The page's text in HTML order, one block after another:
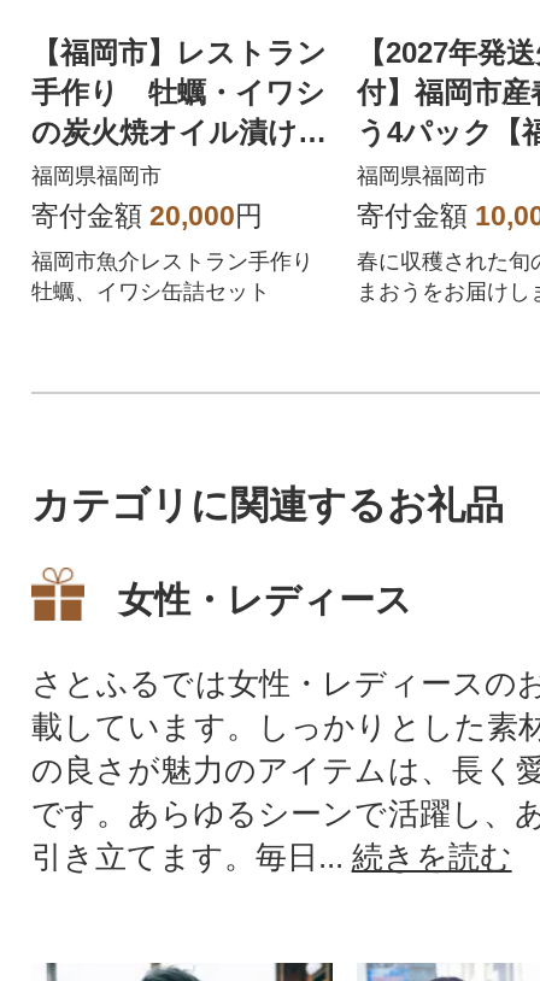
【福岡市】レストラン
手作り 牡蠣・イワシ
の炭火焼オイル漬け缶
詰 4缶セット TC01
福岡県福岡市
寄付金額 20,000円
福岡市魚介レストラン手作り
牡蠣、イワシ缶詰セット
【2027年発
付】福岡市
う4パック【
礼品】 DX04
福岡県福岡市
寄付金額
春に収穫された旬
まおうをお届けし
カテゴリに関連するお礼品
女性・レディース
さとふるでは女性・レディースの
載しています。しっかりとした素
の良さが魅力のアイテムは、長く
です。あらゆるシーンで活躍し、
引き立てます。毎日... 続きを読む